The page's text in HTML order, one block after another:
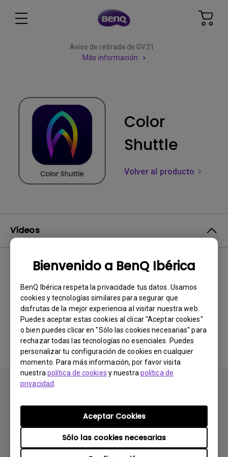
Bienvenido a BenQ Ibérica
BenQ Ibérica respeta la privacidade tus datos. Usamos
cookies y tecnologías similares para segurar que
disfrutas de la mejor experiencia al visitar nuestra web.
Puedes aceptar estas cookies al clicar "Aceptar cookies"
o bien puedes clicar en "Sólo las cookies necesarias" para
rechazar todas las tecnologías no esenciales. Puedes
personalizar tu configuración de cookies en cualquier
momento. Para más información, por favor visita
nuestra política de cookies y nuestra política de
privacidad
Sólo las cookies necesarias
Aceptar Cookies
Aviso de retirada de GV31
Más información
Color
Shuttle
Volver al producto
Vídeos
Lo más
No hay vídeos relacionados
Suscribirse